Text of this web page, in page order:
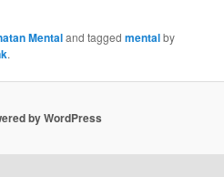
Mentaland taggedmentalby
.
by WordPress